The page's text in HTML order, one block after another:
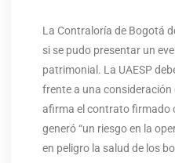
La Contraloría de Bogotá
si se pudo presentar un
patrimonial. La UAESP
frente a una consideración
afirma el contrato firmado
generó “un riesgo en la
en peligro la salud de los